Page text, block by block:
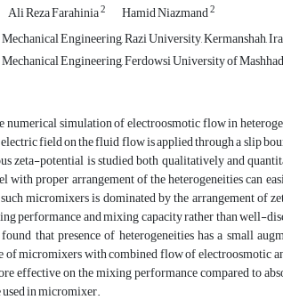
Ali Reza Farahinia2 Hamid Niazmand2
Engineering, Razi University, Kermanshah,
Engineering, Ferdowsi University of
numerical simulation of electroosmotic flow in
field on the fluid flow is applied through a slip
zeta-potential is studied both qualitatively and
with proper arrangement of the heterogeneities can
micromixers is dominated by the arrangement of
performance and mixing capacity rather than well-
that presence of heterogeneities has a small
of micromixers with combined flow of electroosmotic
effective on the mixing performance compared to
in micromixer.